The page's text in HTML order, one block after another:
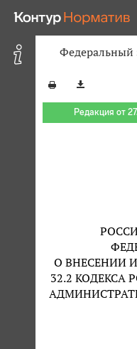
Федеральный
Редакция от
О ВНЕСЕНИИ
32.2 КОДЕКСА